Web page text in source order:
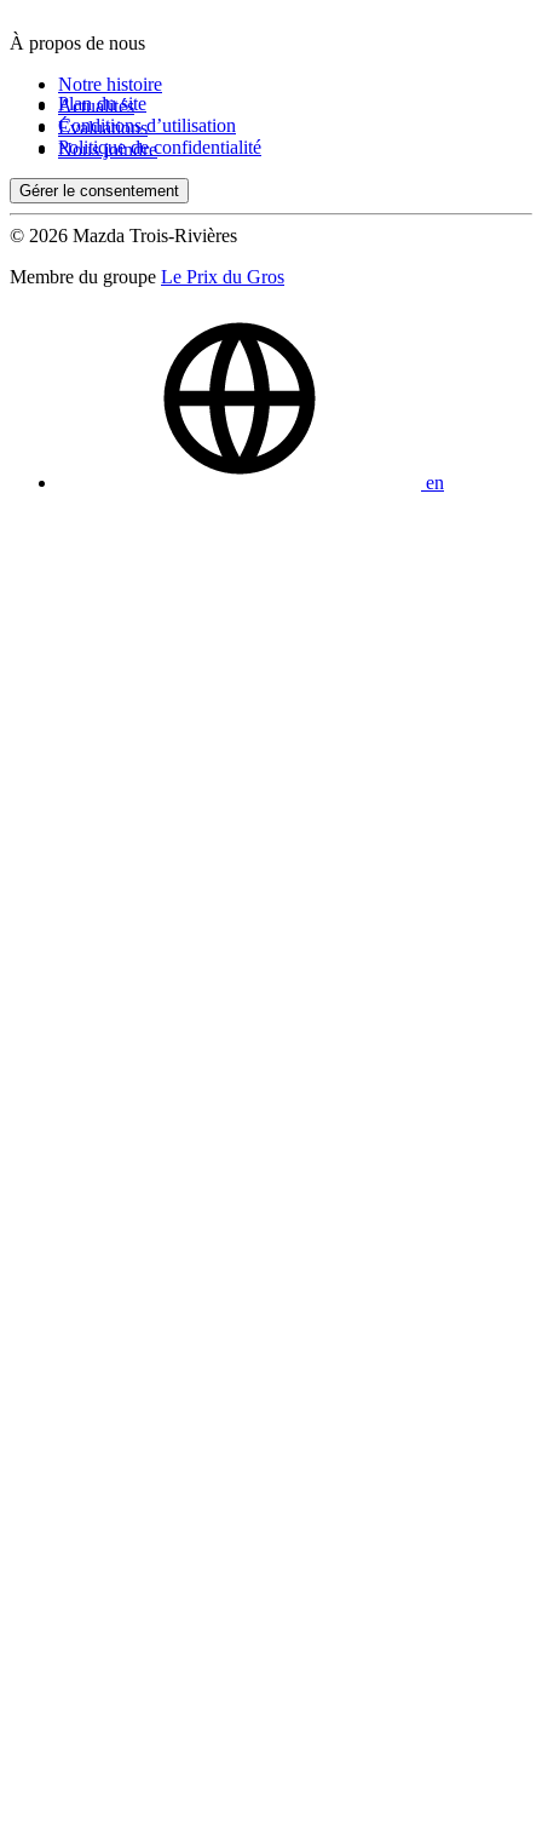
À propos de nous
Notre histoire
Actualités
Évaluations
Nous joindre
Plan du site
Conditions d’utilisation
Politique de confidentialité
Gérer le consentement
© 2026 Mazda Trois-Rivières
Membre du groupe Le Prix du Gros
en